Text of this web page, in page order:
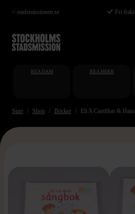
Hoppa
till
huvudinnehåll
< stadsmissionen.se Fri
REA DAM REA HERR
Start Shop Böcker Eli A Cantillon &
>